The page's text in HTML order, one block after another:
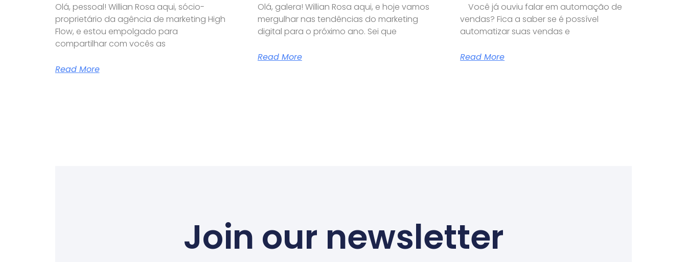
Olá, pessoal! Willian Rosa aqui, sócio-
proprietário da agência de marketing High
Flow, e estou empolgado para
compartilhar com vocês as
Read More
Olá, galera! Willian Rosa aqui, e hoje vamos
mergulhar nas tendências do marketing
digital para o próximo ano. Sei que
Read More
Você já ouviu falar em automação de
vendas? Fica a saber se é possível
automatizar suas vendas e
Read More
Join our newsletter